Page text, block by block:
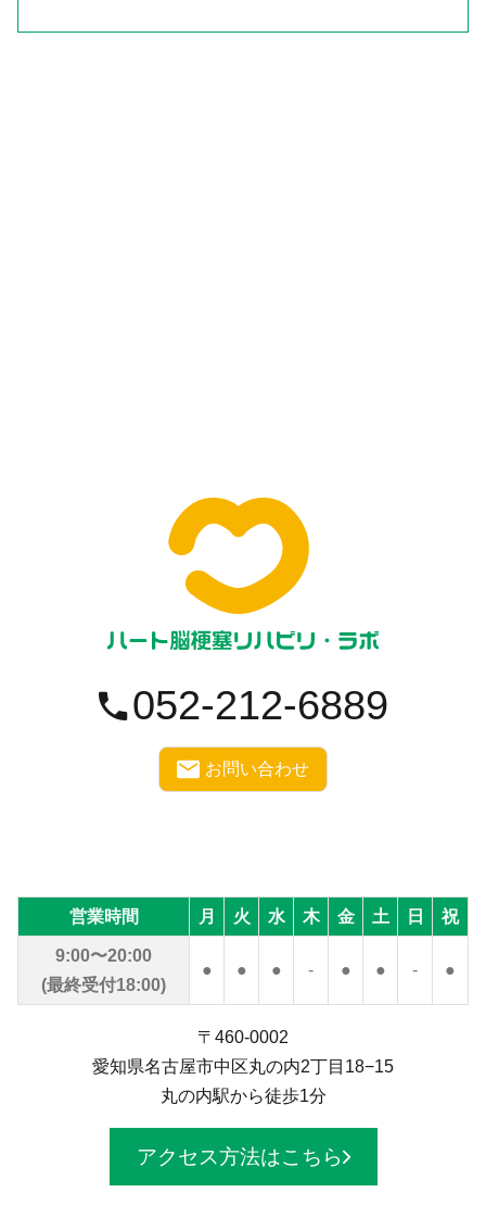
052-212-6889
お問い合わせ
営業時間 月 火 水 木 金 土 日 祝
9:00〜20:00
(最終受付18:00)
● ● ● - ● ● - ●
〒460-0002
愛知県名古屋市中区丸の内2丁目18−15
丸の内駅から徒歩1分
アクセス方法はこちら